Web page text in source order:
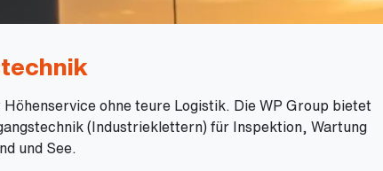
ohne teure Logistik. Die WP Group bietet
(Industrieklettern) für Inspektion, Wartung
und See.